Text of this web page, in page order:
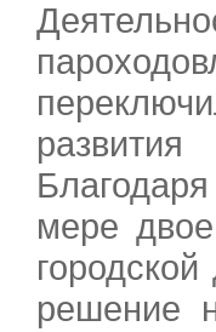
мере
решение